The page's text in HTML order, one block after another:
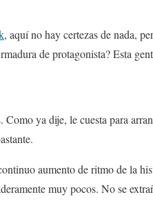
, aquí no hay certezas de nada,
de protagonista? Esta
ya dije, le cuesta para
aumento de ritmo de la
muy pocos. No se